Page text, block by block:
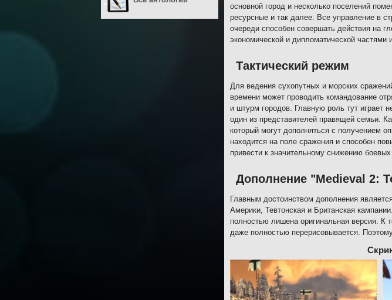
основной город и несколько поселений
ресурсные и так далее. Все управление в
очереди способен совершать действия на
экономической и дипломатической
Тактический режим
Для ведения сухопутных и морских
времени может проводить командование
и штурм городов. Главную роль тут играет
один из представителей правящей семьи.
который могут дополняться с получением
находится на поле сражения и способен
привести к значительному снижению
Дополнение "Medieval 2:
Главным достоинством дополнения
Америки, Тевтонская и Британская
полностью лишена оригинальная версия. К
даже полностью перерисовывается.